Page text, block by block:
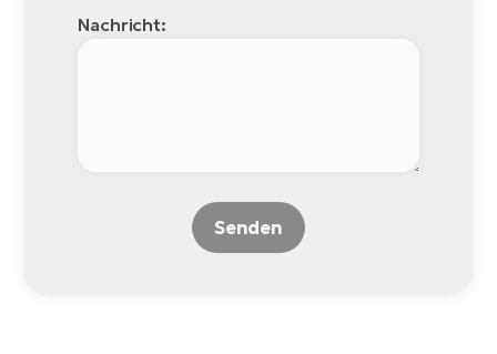
Nachricht:
Senden